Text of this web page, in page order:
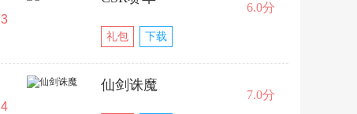
3
礼包 下载
6.0分
4
仙剑诛魔
7.0分